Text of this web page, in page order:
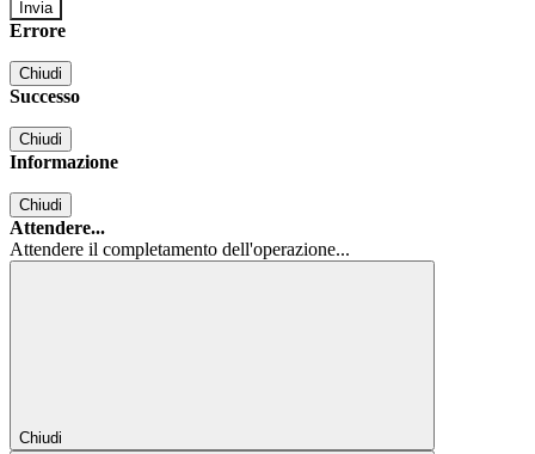
Errore
Chiudi
Successo
Chiudi
Informazione
Chiudi
Attendere...
Attendere il completamento dell'operazione...
Chiudi